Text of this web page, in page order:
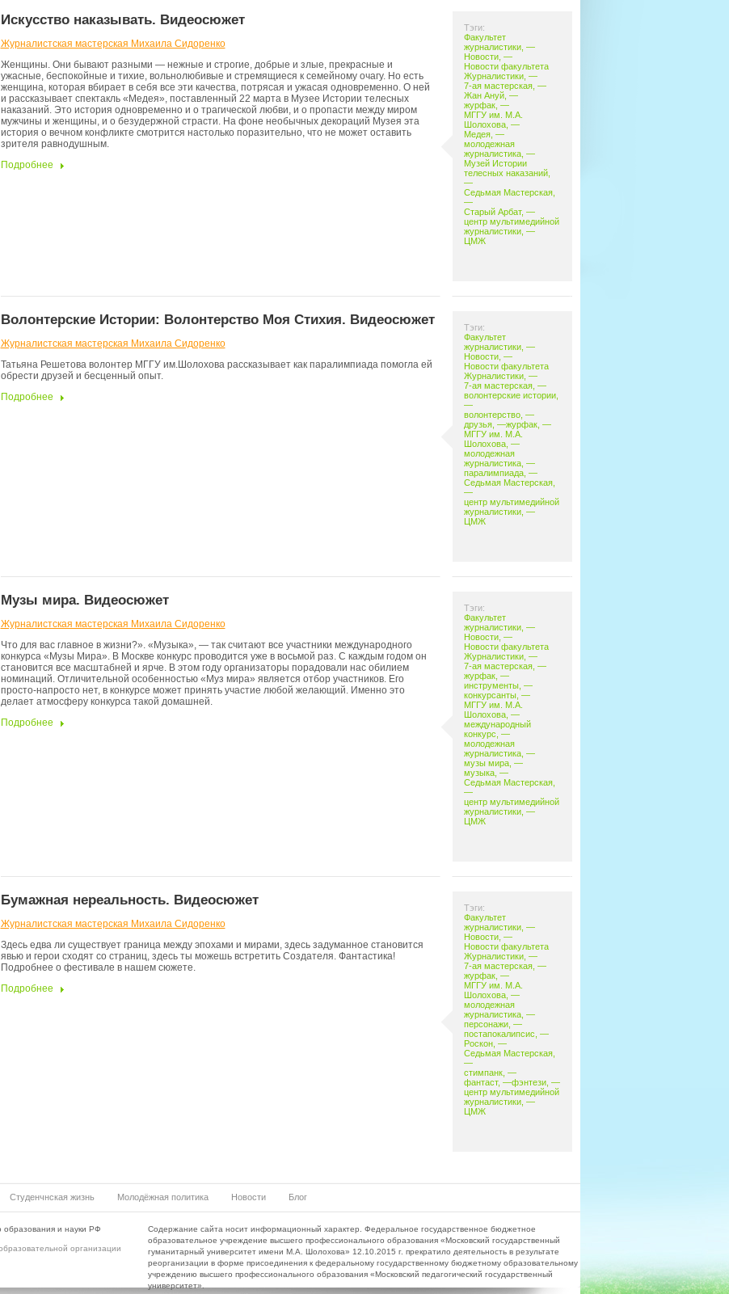
Тэги:
Факультет
журналистики, —
Новости, —
Новости факультета
Журналистики, —
7-ая мастерская, —
Жан Ануй, —
журфак, —
МГГУ им. М.А.
Шолохова, —
Медея, —
молодежная
журналистика, —
Музей Истории
телесных наказаний,
—
Седьмая Мастерская,
—
Старый Арбат, —
центр мультимедийной
журналистики, —
ЦМЖ
Искусство наказывать. Видеосюжет
Журналистская мастерская Михаила Сидоренко
Женщины. Они бывают разными — нежные и строгие, добрые и злые, прекрасные и
ужасные, беспокойные и тихие, вольнолюбивые и стремящиеся к семейному очагу. Но есть
женщина, которая вбирает в себя все эти качества, потрясая и ужасая одновременно. О ней
и рассказывает спектакль «Медея», поставленный 22 марта в Музее Истории телесных
наказаний. Это история одновременно и о трагической любви, и о пропасти между миром
мужчины и женщины, и о безудержной страсти. На фоне необычных декораций Музея эта
история о вечном конфликте смотрится настолько поразительно, что не может оставить
зрителя равнодушным.
Подробнее
Тэги:
Факультет
журналистики, —
Новости, —
Новости факультета
Журналистики, —
7-ая мастерская, —
волонтерские истории,
—
волонтерство, —
друзья, —журфак, —
МГГУ им. М.А.
Шолохова, —
молодежная
журналистика, —
паралимпиада, —
Седьмая Мастерская,
—
центр мультимедийной
журналистики, —
ЦМЖ
Волонтерские Истории: Волонтерство Моя Стихия. Видеосюжет
Журналистская мастерская Михаила Сидоренко
Татьяна Решетова волонтер МГГУ им.Шолохова рассказывает как паралимпиада помогла ей
обрести друзей и бесценный опыт.
Подробнее
Тэги:
Факультет
журналистики, —
Новости, —
Новости факультета
Журналистики, —
7-ая мастерская, —
журфак, —
инструменты, —
конкурсанты, —
МГГУ им. М.А.
Шолохова, —
международный
конкурс , —
молодежная
журналистика, —
музы мира, —
музыка, —
Седьмая Мастерская,
—
центр мультимедийной
журналистики, —
ЦМЖ
Музы мира. Видеосюжет
Журналистская мастерская Михаила Сидоренко
Что для вас главное в жизни?». «Музыка», — так считают все участники международного
конкурса «Музы Мира». В Москве конкурс проводится уже в восьмой раз. С каждым годом он
становится все масштабней и ярче. В этом году организаторы порадовали нас обилием
номинаций. Отличительной особенностью «Муз мира» является отбор участников. Его
просто-напросто нет, в конкурсе может принять участие любой желающий. Именно это
делает атмосферу конкурса такой домашней.
Подробнее
Тэги:
Факультет
журналистики, —
Новости, —
Новости факультета
Журналистики, —
7-ая мастерская, —
журфак, —
МГГУ им. М.А.
Шолохова, —
молодежная
журналистика, —
персонажи, —
постапокалипсис , —
Роскон, —
Седьмая Мастерская,
—
стимпанк, —
фантаст, —фэнтези, —
центр мультимедийной
журналистики, —
ЦМЖ
Бумажная нереальность. Видеосюжет
Журналистская мастерская Михаила Сидоренко
Здесь едва ли существует граница между эпохами и мирами, здесь задуманное становится
явью и герои сходят со страниц, здесь ты можешь встретить Создателя. Фантастика!
Подробнее о фестивале в нашем сюжете.
Подробнее
Студенчнская жизнь Молодёжная политика Новости Блог
образования и науки РФ
организации
Содержание сайта носит информационный характер. Федеральное государственное бюджетное
образовательное учреждение высшего профессионального образования «Московский государственный
гуманитарный университет имени М.А. Шолохова» 12.10.2015 г. прекратило деятельность в результате
реорганизации в форме присоединения к федеральному государственному бюджетному образовательному
учреждению высшего профессионального образования «Московский педагогический государственный
университет».